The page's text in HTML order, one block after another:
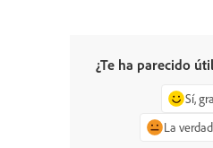
¿Te ha parecido
Sí,
La